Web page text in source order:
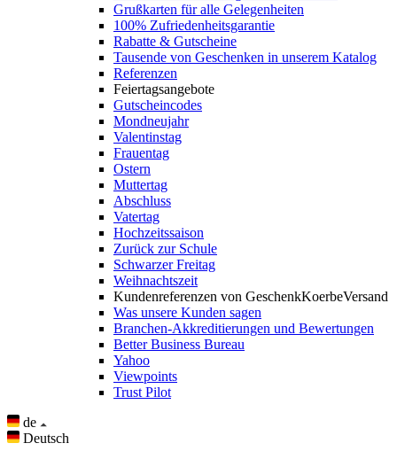
Grußkarten für alle Gelegenheiten
100% Zufriedenheitsgarantie
Rabatte & Gutscheine
Tausende von Geschenken in unserem Katalog
Referenzen
Feiertagsangebote
Gutscheincodes
Mondneujahr
Valentinstag
Frauentag
Ostern
Muttertag
Abschluss
Vatertag
Hochzeitssaison
Zurück zur Schule
Schwarzer Freitag
Weihnachtszeit
Kundenreferenzen von GeschenkKoerbeVersand
Was unsere Kunden sagen
Branchen-Akkreditierungen und Bewertungen
Better Business Bureau
Yahoo
Viewpoints
Trust Pilot
de
Deutsch